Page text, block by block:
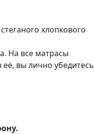
хлопкового
На все матрасы
вы лично убедитесь